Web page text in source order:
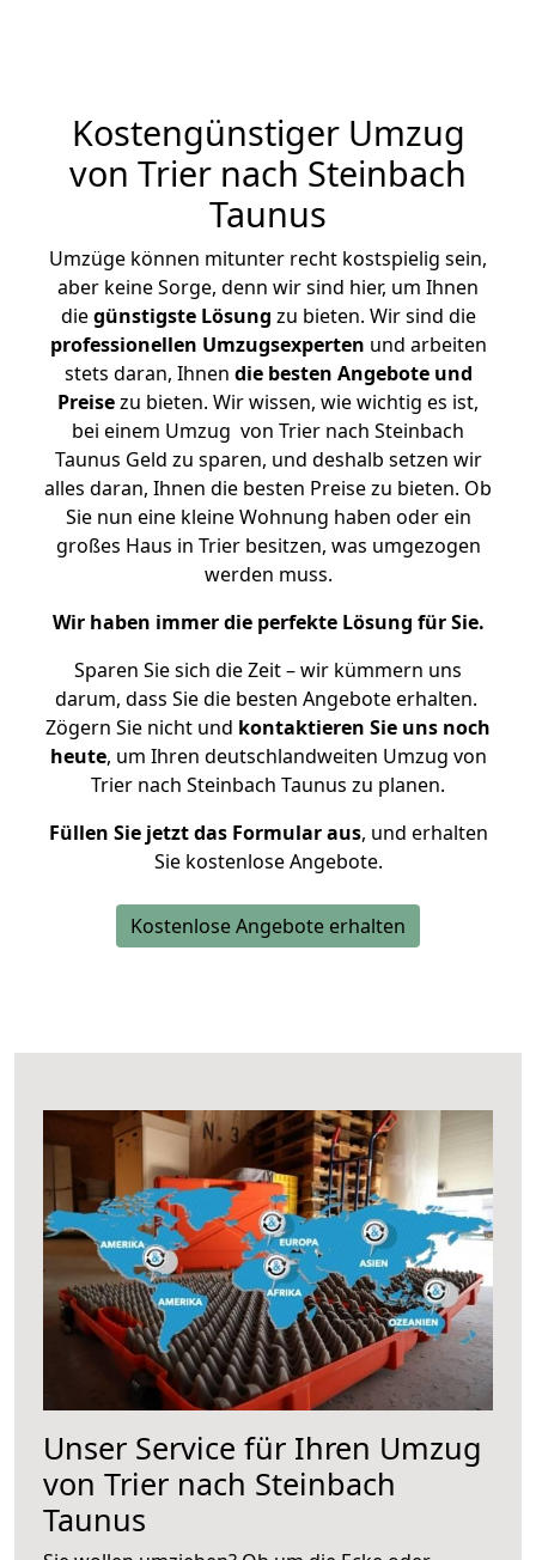
Kostengünstiger Umzug
von Trier nach Steinbach
Taunus
Umzüge können mitunter recht kostspielig sein,
aber keine Sorge, denn wir sind hier, um Ihnen
diegünstigste Lösung zu bieten. Wir sind die
professionellen Umzugsexperten und arbeiten
stets daran, Ihnen die besten Angebote und
Preisezu bieten. Wir wissen, wie wichtig es ist,
bei einem Umzug von Trier nach Steinbach
Taunus Geld zu sparen, und deshalb setzen wir
alles daran, Ihnen die besten Preise zu bieten. Ob
Sie nun eine kleine Wohnung haben oder ein
großes Haus in Trier besitzen, was umgezogen
werden muss.
Wir haben immer die perfekte Lösung für Sie.
Sparen Sie sich die Zeit – wir kümmern uns
darum, dass Sie die besten Angebote erhalten.
Zögern Sie nicht und kontaktieren Sie uns noch
heute, um Ihren deutschlandweiten Umzug von
Trier nach Steinbach Taunus zu planen.
Füllen Sie jetzt das Formular aus, und erhalten
Sie kostenlose Angebote.
Kostenlose Angebote erhalten
Unser Service für Ihren Umzug
von Trier nach Steinbach
Taunus